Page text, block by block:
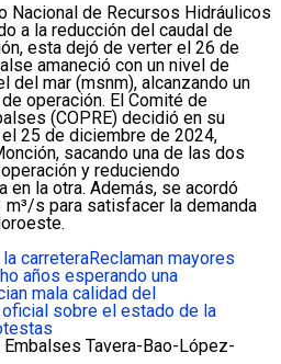
Nacional de Recursos Hidráulicos
a la reducción del caudal de
esta dejó de verter el 26 de
amaneció con un nivel de
del mar (msnm), alcanzando un
operación. El Comité de
(COPRE) decidió en su
25 de diciembre de 2024,
sacando una de las dos
y reduciendo
en la otra. Además, se acordó
m³/s para satisfacer la demanda
carreteraReclaman mayores
años esperando una
mala calidad del
sobre el estado de la
Tavera-Bao-López-